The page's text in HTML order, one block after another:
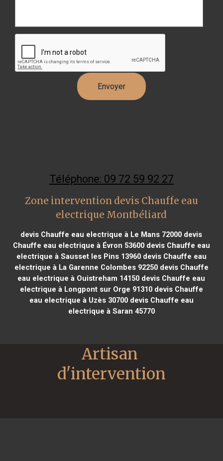
Téléphone: 09 72 59 92 27
Zone intervention devis Chauffe eau
electrique Montbéliard
devis Chauffe eau electrique à Le Mans 72000 devis
Chauffe eau electrique à Évron 53600devis Chauffe eau
electrique à Sausset les Pins 13960devis Chauffe eau
electrique à La Garenne Colombes 92250devis Chauffe
eau electrique à Ouistreham 14150 devis Chauffe eau
electrique à Longpont sur Orge 91310devis Chauffe
eau electrique à Uzès 30700devis Chauffe eau
electrique à Saran 45770
Artisan
d'intervention